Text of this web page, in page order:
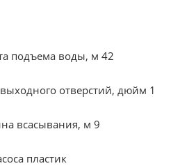
подъема воды, м 42
отверстий, дюйм 1
всасывания, м 9
пластик